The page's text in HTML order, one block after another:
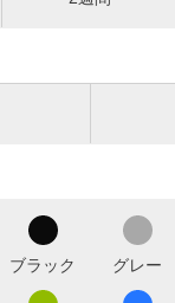
ブラック グレー